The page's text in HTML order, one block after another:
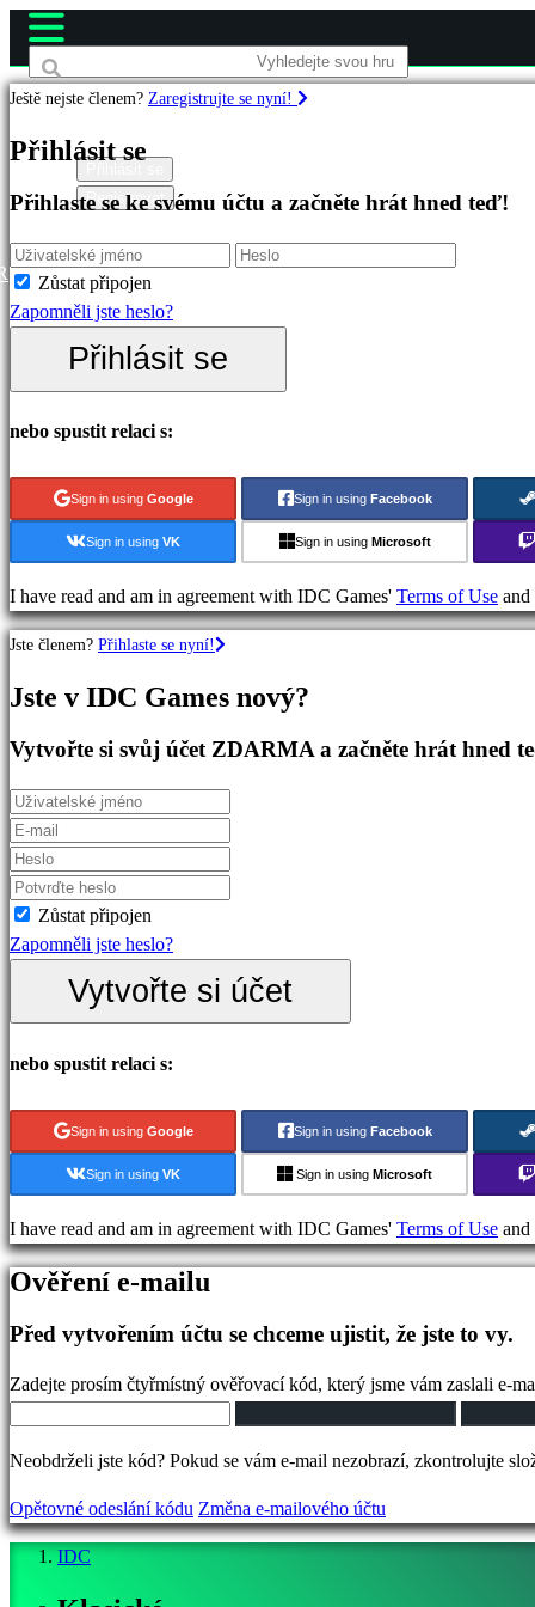
Hry
Doporučené
Nové
verze
Hrát
zdarma
Kategorie
hry
Strategické
hry
Dobrodružné
hry
RPG
hry
hry
Sportovní
Střílečky
Racing
games
Casual
games
Indie
Simulation
games
Puzzle
Fighting
games
Demo
Komunita
Gameplays
Události
ve
hře
Média
Fóra
IDC
Registrovat
Ještě nejste členem? Zaregistrujte se nyní!
Přihlásit se
Přihlaste se ke svému účtu a začněte hrát hned teď!
Zůstat připojen
Zapomněli jste heslo?
Přihlásit se
nebo spustit relaci s:
Sign in using Google Sign in using Facebook
Sign in using VK Sign in using Microsoft
I have read and am in agreement with IDC Games' Terms of Use and
Jste členem? Přihlaste se nyní!
Jste v IDC Games nový?
Vytvořte si svůj účet ZDARMA a začněte hrát hned
Zůstat připojen
Zapomněli jste heslo?
Vytvořte si účet
nebo spustit relaci s:
Sign in using Google Sign in using Facebook
Sign in using VK Sign in using Microsoft
I have read and am in agreement with IDC Games' Terms of Use and
Ověření e-mailu
Před vytvořením účtu se chceme ujistit, že jste to vy.
Zadejte prosím čtyřmístný ověřovací kód, který jsme vám zaslali e-
Neobdrželi jste kód? Pokud se vám e-mail nezobrazí, zkontrolujte
Opětovné odeslání kódu Změna e-mailového účtu
IDC